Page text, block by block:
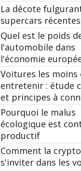
La décote
supercars récentes
Quel est le poids
l'automobile dans
l'économie
Voitures les moins
entretenir : étude
et principes à
Pourquoi le malus
écologique est
productif
Comment la
s'inviter dans les